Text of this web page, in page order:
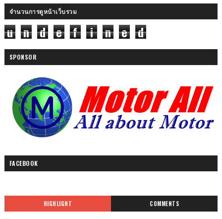
จำนวนการดูหน้าเว็บรวม
u n d e f i n e d
SPONSOR
FACEBOOK
HIGHLIGHT COMMENTS